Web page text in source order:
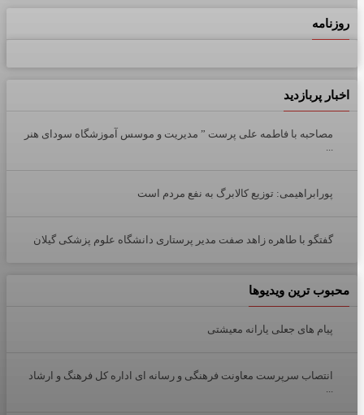
روزنامه
اخبار پربازدید
مصاحبه با فاطمه علی پرست ” مدیریت و موسس آموزشگاه سودای هنر
...
پورابراهیمی: توزیع کالابرگ به نفع مردم است
گفتگو با طاهره زاهد صفت مدیر پرستاری دانشگاه علوم پزشکی گیلان
محبوب ترین ویدیوها
پیام های جعلی یارانه معیشتی
انتصاب سرپرست معاونت فرهنگی و رسانه ای اداره کل فرهنگ و ارشاد